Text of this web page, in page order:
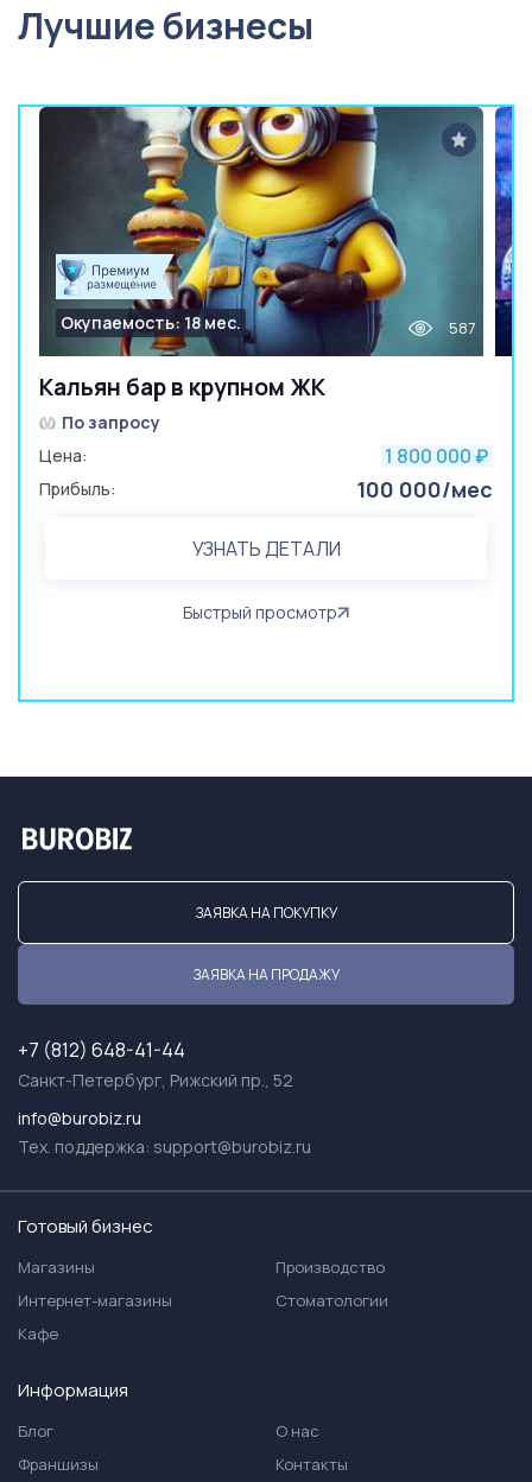
Лучшие бизнесы
Кальян бар в крупном ЖК
Окупаемость: 18 мес. 587
По запросу
Цена:
1 800 000 ₽
Прибыль: 100 000/мес
УЗНАТЬ ДЕТАЛИ
Быстрый просмотр
ЗАЯВКА НА ПОКУПКУ
ЗАЯВКА НА ПРОДАЖУ
+7 (812) 648-41-44
Санкт-Петербург, Рижский пр., 52
info@burobiz.ru
Тех. поддержка: support@burobiz.ru
Готовый бизнес
Магазины
Интернет-магазины
Кафе
Производство
Стоматологии
Информация
Блог
Франшизы
О нас
Контакты